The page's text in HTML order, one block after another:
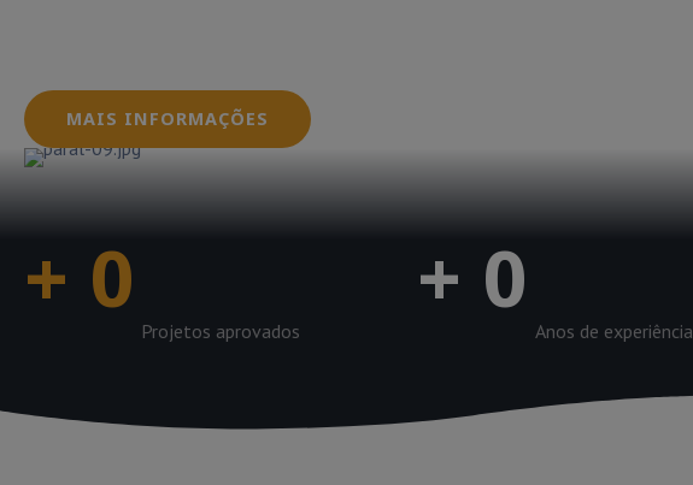
MAIS INFORMAÇÕES
+ 0
Projetos aprovados
+ 0
Anos de experiência